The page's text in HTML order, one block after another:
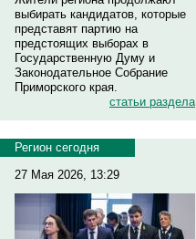
выбирать кандидатов, которые
представят партию на
предстоящих выборах в
Государственную Думу и
Законодательное Собрание
Приморского края.
статьи раздела
Регион сегодня
27 Мая 2026, 13:29